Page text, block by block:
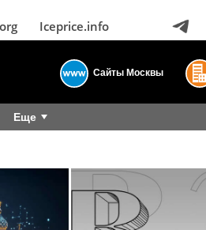
Iceprice.info
Сайты Москвы
Еще